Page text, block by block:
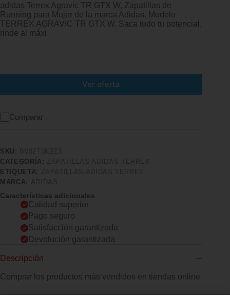
adidas Terrex Agravic TR GTX W, Zapatillas de
Running para Mujer de la marca Adidas. Modelo
TERREX AGRAVIC TR GTX W. Saca todo tu potencial,
rinde al máxi
Ver oferta
Comparar
SKU:
CATEGORÍA:
ETIQUETA:
MARCA:
Características adicionales
Calidad superior
Pago seguro
Satisfacción garantizada
Devolución garantizada
Descripción
Comprar los productos más vendidos en tiendas online